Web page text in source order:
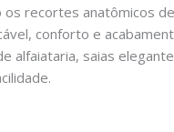
recortes anatômicos
conforto e
alfaiataria, saias